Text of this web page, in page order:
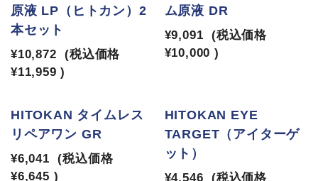
原液 LP（ヒトカン）2
本セット
¥10,872
(税込価格
¥11,959 )
ム原液 DR
¥9,091
(税込価格
¥10,000 )
HITOKAN タイムレス
リペアワン GR
¥6,041
(税込価格
¥6,645 )
HITOKAN EYE
TARGET（アイターゲ
ット）
¥4,546
(税込価格